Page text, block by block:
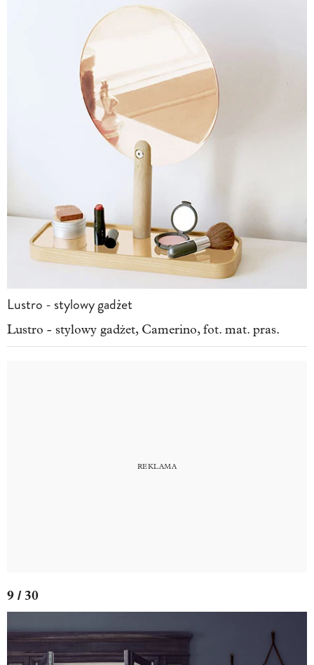
Lustro - stylowy gadżet
Lustro - stylowy gadżet, Camerino, fot. mat. pras.
9 / 30